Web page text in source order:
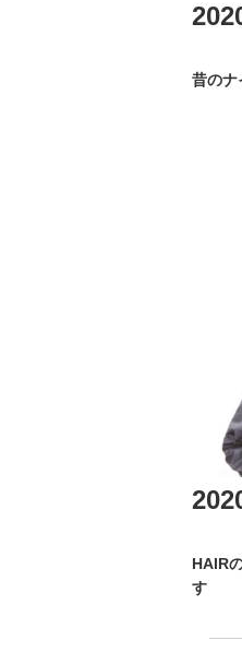
昔のナ
HAIR
す